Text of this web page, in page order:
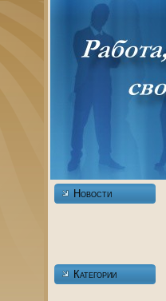
Новости
Категории